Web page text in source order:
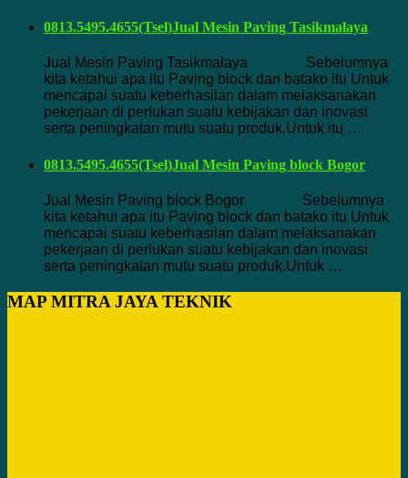
0813.5495.4655(Tsel)Jual Mesin Paving Tasikmalaya
Jual Mesin Paving Tasikmalaya Sebelumnya
kita ketahui apa itu Paving block dan batako itu Untuk
mencapai suatu keberhasilan dalam melaksanakan
pekerjaan di perlukan suatu kebijakan dan inovasi
serta peningkatan mutu suatu produk.Untuk itu …
0813.5495.4655(Tsel)Jual Mesin Paving block Bogor
Jual Mesin Paving block Bogor Sebelumnya
kita ketahui apa itu Paving block dan batako itu Untuk
mencapai suatu keberhasilan dalam melaksanakan
pekerjaan di perlukan suatu kebijakan dan inovasi
serta peningkatan mutu suatu produk.Untuk …
MAP MITRA JAYA TEKNIK